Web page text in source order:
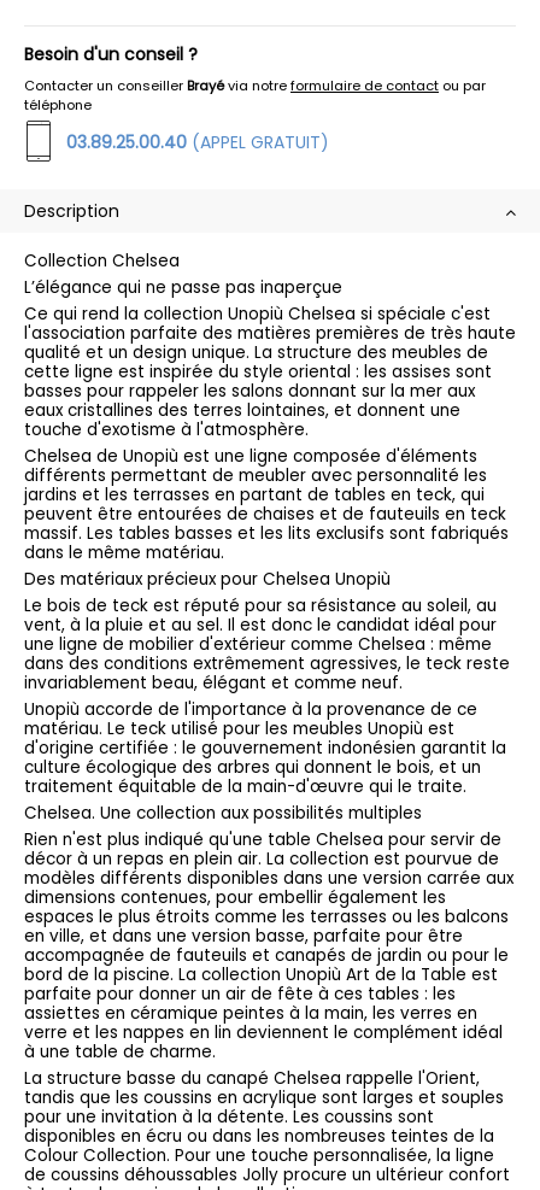
Besoin d'un conseil ?
Contacter un conseillerBrayévia notreformulaire de contact ou par
téléphone
03.89.25.00.40 (APPEL GRATUIT)
Description
Collection Chelsea
L’élégance qui ne passe pas inaperçue
Ce qui rend la collection Unopiù Chelsea si spéciale c'est
l'association parfaite des matières premières de très haute
qualité et un design unique. La structure des meubles de
cette ligne est inspirée du style oriental : les assises sont
basses pour rappeler les salons donnant sur la mer aux
eaux cristallines des terres lointaines, et donnent une
touche d'exotisme à l'atmosphère.
Chelsea de Unopiù est une ligne composée d'éléments
différents permettant de meubler avec personnalité les
jardins et les terrasses en partant de tables en teck, qui
peuvent être entourées de chaises et de fauteuils en teck
massif. Les tables basses et les lits exclusifs sont fabriqués
dans le même matériau.
Des matériaux précieux pour Chelsea Unopiù
Le bois de teck est réputé pour sa résistance au soleil, au
vent, à la pluie et au sel. Il est donc le candidat idéal pour
une ligne de mobilier d'extérieur comme Chelsea : même
dans des conditions extrêmement agressives, le teck reste
invariablement beau, élégant et comme neuf.
Unopiù accorde de l'importance à la provenance de ce
matériau. Le teck utilisé pour les meubles Unopiù est
d'origine certifiée : le gouvernement indonésien garantit la
culture écologique des arbres qui donnent le bois, et un
traitement équitable de la main-d'œuvre qui le traite.
Chelsea. Une collection aux possibilités multiples
Rien n'est plus indiqué qu'une table Chelsea pour servir de
décor à un repas en plein air. La collection est pourvue de
modèles différents disponibles dans une version carrée aux
dimensions contenues, pour embellir également les
espaces le plus étroits comme les terrasses ou les balcons
en ville, et dans une version basse, parfaite pour être
accompagnée de fauteuils et canapés de jardin ou pour le
bord de la piscine. La collection Unopiù Art de la Table est
parfaite pour donner un air de fête à ces tables : les
assiettes en céramique peintes à la main, les verres en
verre et les nappes en lin deviennent le complément idéal
à une table de charme.
La structure basse du canapé Chelsea rappelle l'Orient,
tandis que les coussins en acrylique sont larges et souples
pour une invitation à la détente. Les coussins sont
disponibles en écru ou dans les nombreuses teintes de la
Colour Collection. Pour une touche personnalisée, la ligne
de coussins déhoussables Jolly procure un ultérieur confort